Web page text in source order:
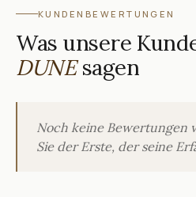
KUNDENBEWERTUNGEN
Was unsere
DUNEsagen
Noch keine Bewertungen
Sie der Erste, der seine